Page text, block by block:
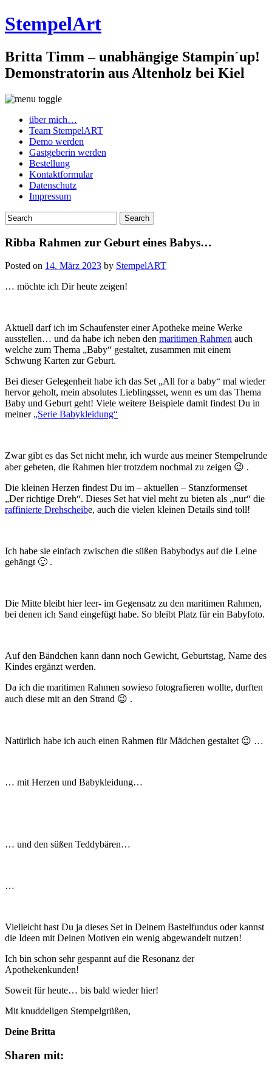
StempelArt
Britta Timm – unabhängige Stampin´up!
Demonstratorin aus Altenholz bei Kiel
über mich…
Team StempelART
Demo werden
Gastgeberin werden
Bestellung
Kontaktformular
Datenschutz
Impressum
Ribba Rahmen zur Geburt eines Babys…
Posted on 14. März 2023 by StempelART
… möchte ich Dir heute zeigen!
Aktuell darf ich im Schaufenster einer Apotheke meine Werke
ausstellen… und da habe ich neben den maritimen Rahmen auch
welche zum Thema „Baby“ gestaltet, zusammen mit einem
Schwung Karten zur Geburt.
Bei dieser Gelegenheit habe ich das Set „All for a baby“ mal wieder
hervor geholt, mein absolutes Lieblingsset, wenn es um das Thema
Baby und Geburt geht! Viele weitere Beispiele damit findest Du in
meiner „Serie Babykleidung“
Zwar gibt es das Set nicht mehr, ich wurde aus meiner Stempelrunde
aber gebeten, die Rahmen hier trotzdem nochmal zu zeigen 😉 .
Die kleinen Herzen findest Du im – aktuellen – Stanzformenset
„Der richtige Dreh“. Dieses Set hat viel meht zu bieten als „nur“ die
raffinierte Drehscheibe, auch die vielen kleinen Details sind toll!
Ich habe sie einfach zwischen die süßen Babybodys auf die Leine
gehängt 🙂 .
Die Mitte bleibt hier leer- im Gegensatz zu den maritimen Rahmen,
bei denen ich Sand eingefügt habe. So bleibt Platz für ein Babyfoto.
Auf den Bändchen kann dann noch Gewicht, Geburtstag, Name des
Kindes ergänzt werden.
Da ich die maritimen Rahmen sowieso fotografieren wollte, durften
auch diese mit an den Strand 😉 .
Natürlich habe ich auch einen Rahmen für Mädchen gestaltet 😉 …
… mit Herzen und Babykleidung…
… und den süßen Teddybären…
…
Vielleicht hast Du ja dieses Set in Deinem Bastelfundus oder kannst
die Ideen mit Deinen Motiven ein wenig abgewandelt nutzen!
Ich bin schon sehr gespannt auf die Resonanz der
Apothekenkunden!
Soweit für heute… bis bald wieder hier!
Mit knuddeligen Stempelgrüßen,
Deine Britta
Sharen mit: